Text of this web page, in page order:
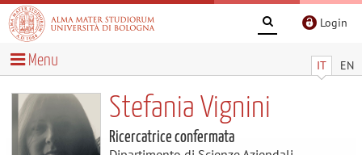
Login
IT EN
Menu
Stefania Vignini
Ricercatrice confermata